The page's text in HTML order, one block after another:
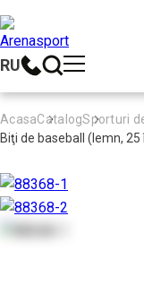
RU
AcasaCatalogSporturi
Biţi de baseball (lemn,